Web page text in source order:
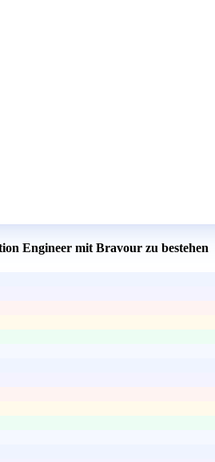
Engineer mit Bravour zu bestehen